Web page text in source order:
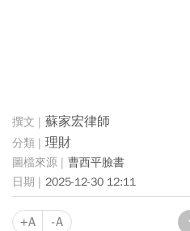
蘇家宏律師
理財
曹西平臉書
2025-12-30 12:11
+A -A